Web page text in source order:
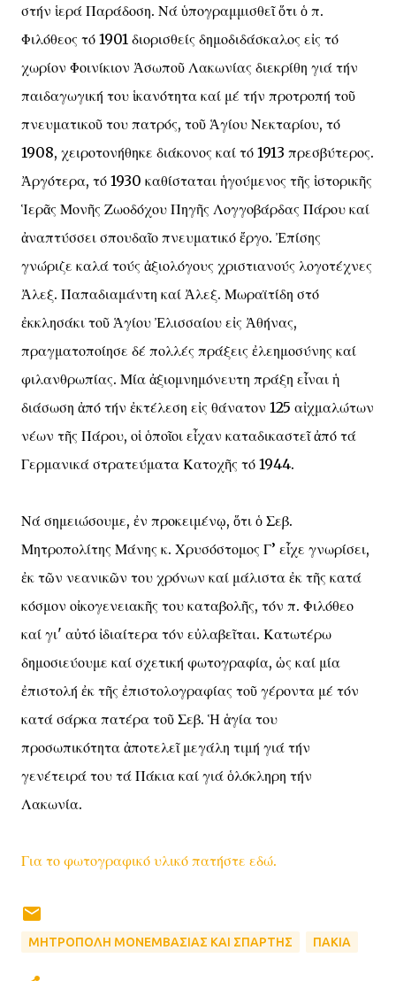
στήν ἱερά Παράδοση. Νά ὑπογραμμισθεῖ ὅτι ὁ π.
Φιλόθεος τό 1901 διορισθείς δημοδιδάσκαλος εἰς τό
χωρίον Φοινίκιον Ἀσωποῦ Λακωνίας διεκρίθη γιά τήν
παιδαγωγική του ἱκανότητα καί μέ τήν προτροπή τοῦ
πνευματικοῦ του πατρός, τοῦ Ἁγίου Νεκταρίου, τό
1908, χειροτονήθηκε διάκονος καί τό 1913 πρεσβύτερος.
Ἀργότερα, τό 1930 καθίσταται ἡγούμενος τῆς ἱστορικῆς
Ἱερᾶς Μονῆς Ζωοδόχου Πηγῆς Λογγοβάρδας Πάρου καί
ἀναπτύσσει σπουδαῖο πνευματικό ἔργο. Ἐπίσης
γνώριζε καλά τούς ἀξιολόγους χριστιανούς λογοτέχνες
Ἀλεξ. Παπαδιαμάντη καί Ἀλεξ. Μωραϊτίδη στό
ἐκκλησάκι τοῦ Ἁγίου Ἐλισσαίου εἰς Ἀθήνας,
πραγματοποίησε δέ πολλές πράξεις ἐλεημοσύνης καί
φιλανθρωπίας. Μία ἀξιομνημόνευτη πράξη εἶναι ἡ
διάσωση ἀπό τήν ἐκτέλεση εἰς θάνατον 125 αἰχμαλώτων
νέων τῆς Πάρου, οἱ ὁποῖοι εἶχαν καταδικαστεῖ ἀπό τά
Γερμανικά στρατεύματα Κατοχῆς τό 1944.
Νά σημειώσουμε, ἐν προκειμένῳ, ὅτι ὁ Σεβ.
Μητροπολίτης Μάνης κ. Χρυσόστομος Γ’ εἶχε γνωρίσει,
ἐκ τῶν νεανικῶν του χρόνων καί μάλιστα ἐκ τῆς κατά
κόσμον οἰκογενειακῆς του καταβολῆς, τόν π. Φιλόθεο
καί γι' αὐτό ἰδιαίτερα τόν εὐλαβεῖται. Κατωτέρω
δημοσιεύουμε καί σχετική φωτογραφία, ὡς καί μία
ἐπιστολή ἐκ τῆς ἐπιστολογραφίας τοῦ γέροντα μέ τόν
κατά σάρκα πατέρα τοῦ Σεβ. Ἡ ἁγία του
προσωπικότητα ἀποτελεῖ μεγάλη τιμή γιά τήν
γενέτειρά του τά Πάκια καί γιά ὁλόκληρη τήν
Λακωνία.
Για το φωτογραφικό υλικό πατήστε εδώ.
ΜΗΤΡΟΠΟΛΗ ΜΟΝΕΜΒΑΣΙΑΣ ΚΑΙ ΣΠΑΡΤΗΣ ΠΑΚΙΑ